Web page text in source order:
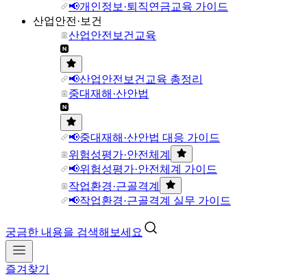
📢개인정보·퇴직연금교육 가이드
산업안전·보건
산업안전보건교육
📢산업안전보건교육 총정리
중대재해·산안법
📢중대재해·산안법 대응 가이드
위험성평가·안전체계
📢위험성평가·안전체계 가이드
작업환경·근골격계
📢작업환경·근골격계 실무 가이드
궁금한 내용을 검색해보세요
즐겨찾기